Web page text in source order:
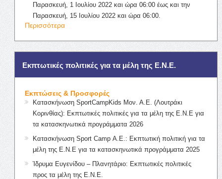
Παρασκευή, 1 Ιουλίου 2022 και ώρα 06:00 έως και την
Παρασκευή, 15 Ιουλίου 2022 και ώρα 06:00.
Περισσότερα
Εκπτωτικές πολιτικές για τα μέλη της Ε.Ν.Ε.
Εκπτώσεις & Προσφορές
Κατασκήνωση SportCampKids Μον. Α.Ε. (Λουτράκι
Κορινθίας): Εκπτωτικές πολιτικές για τα μέλη της Ε.Ν.Ε για
τα κατασκηνωτικά προγράμματα 2026
Κατασκήνωση Sport Camp Α.Ε.: Εκπτωτική πολιτική για τα
μέλη της Ε.Ν.Ε για τα κατασκηνωτικά προγράμματα 2025
Ίδρυμα Ευγενίδου – Πλανητάριο: Εκπτωτικές πολιτικές
προς τα μέλη της Ε.Ν.Ε.